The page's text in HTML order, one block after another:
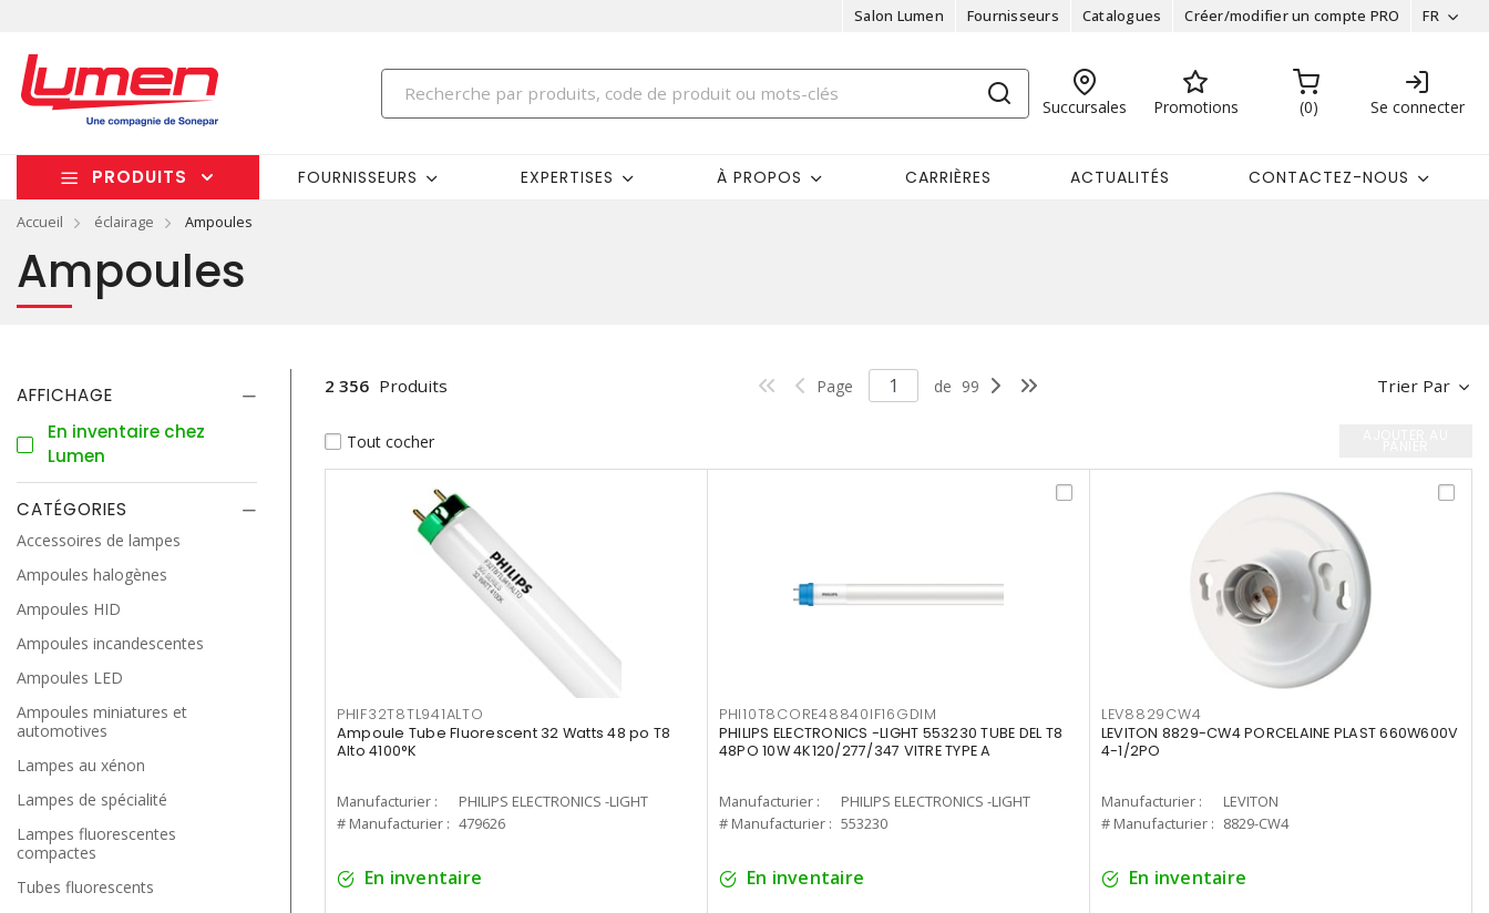
Salon Lumen Fournisseurs Catalogues Créer/modifier un compte PRO FR
Succursales Promotions 0 Se connecter
PRODUITS FOURNISSEURS EXPERTISES À PROPOS CARRIÈRES ACTUALITÉS CONTACTEZ-NOUS
Accueil éclairage Ampoules
Ampoules
AFFICHAGE
En inventaire chez
Lumen
CATÉGORIES
Accessoires de lampes
Ampoules halogènes
Ampoules HID
Ampoules incandescentes
Ampoules LED
Ampoules miniatures et
automotives
Lampes au xénon
Lampes de spécialité
Lampes fluorescentes
compactes
Tubes fluorescents
Trier Par
2 356 Produits Page de 99
Tout cocher
PHIF32T8TL941ALTO
Ampoule Tube Fluorescent 32 Watts 48 po T8
Alto 4100°K
Manufacturier :
PHILIPS ELECTRONICS -LIGHT
# Manufacturier : 479626
En inventaire
PHI10T8CORE48840IF16GDIM
PHILIPS ELECTRONICS -LIGHT 553230 TUBE DEL T8
48PO 10W 4K120/277/347 VITRE TYPE A
Manufacturier :
PHILIPS ELECTRONICS -LIGHT
# Manufacturier : 553230
En inventaire
LEV8829CW4
LEVITON 8829-CW4 PORCELAINE PLAST 660W600V
4-1/2PO
Manufacturier :
LEVITON
# Manufacturier : 8829-CW4
En inventaire